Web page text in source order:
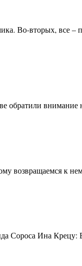
Во-вторых, все –
внимание
возвращаемся к
Сороса Ина